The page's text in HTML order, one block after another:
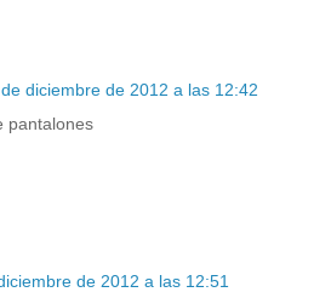
diciembre de 2012 a las 12:42
pantalones
de 2012 a las 12:51